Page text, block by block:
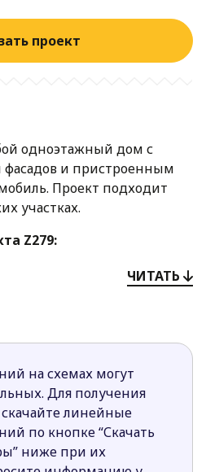
проект
одноэтажный дом с
и пристроенным
Проект подходит
участках.
Z279:
и кровли в сочетании
делают дом
привлекающим
сна во фронтальной части
со стороны
выход на просторную
где можно проводить
или отдыхать в
ЧИТАТЬ
на схемах могут
Для получения
линейные
по кнопке “Скачать
ниже при их